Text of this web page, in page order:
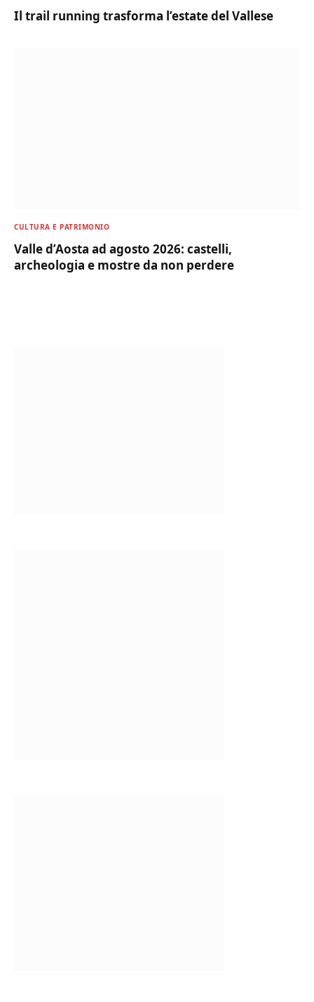
Il trail running trasforma l’estate del Vallese
CULTURA E PATRIMONIO
Valle d’Aosta ad agosto 2026: castelli,
archeologia e mostre da non perdere